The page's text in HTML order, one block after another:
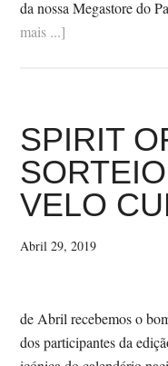
da nossa Megastore do
mais ...]
SPIRIT
VELO
Abril 29, 2019
de Abril recebemos o
dos participantes da